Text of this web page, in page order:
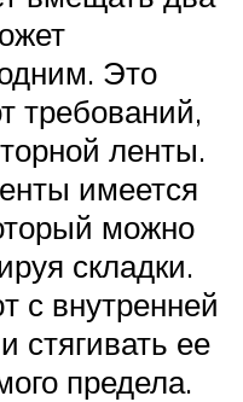
Это
требований,
ленты.
имеется
можно
складки.
с внутренней
стягивать ее
предела.